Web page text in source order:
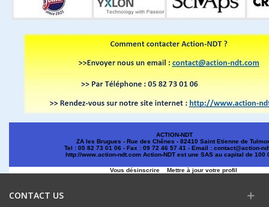
ACTION-NDT
ZA les Brugues - Rue des Chênes - 82410 Saint Etienne de
Tel : 05 82 73 01 06 - Fax : 09 72 46 57 41 - Email : contact@action-
http://www.action-ndt.comAction-NDT est une SAS au capital de 100
Vous désinscrire Mettre à jour votre profil
CONTACT US